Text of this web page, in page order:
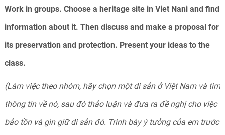
Work in groups. Choose a heritage site in Viet Nani and find
information about it. Then discuss and make a proposal for
its preservation and protection. Present your ideas to the
class.
(Làm việc theo nhóm, hãy chọn một di sản ở Việt Nam và tìm
thông tin về nó, sau đó thảo luận và đưa ra đề nghị cho việc
bảo tồn và gìn giữ di sản đó. Trình bày ý tưởng của em trước